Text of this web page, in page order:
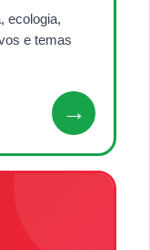
ecologia,
e temas
→